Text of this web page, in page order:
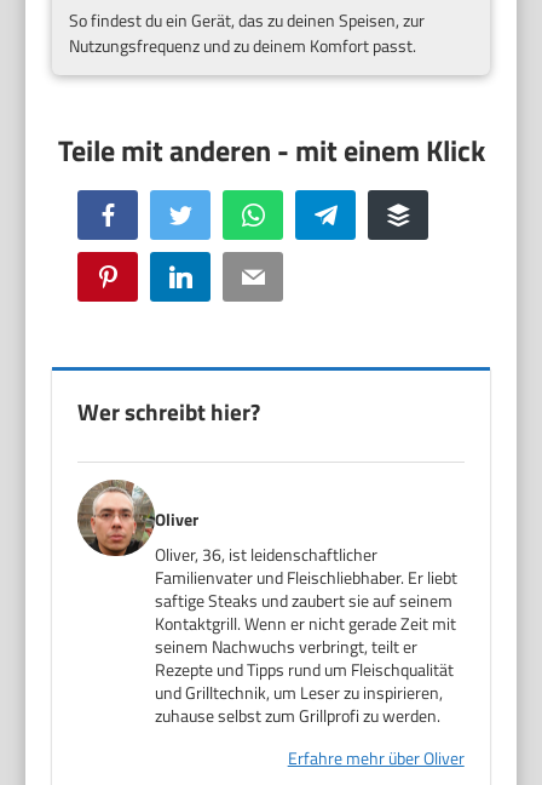
So findest du ein Gerät, das zu deinen Speisen, zur
Nutzungsfrequenz und zu deinem Komfort passt.
Facebook Twitter WhatsApp Telegram Buffer
Pinterest LinkedIn Email
Wer schreibt hier?
Oliver
Oliver, 36, ist leidenschaftlicher
Familienvater und Fleischliebhaber. Er liebt
saftige Steaks und zaubert sie auf seinem
Kontaktgrill. Wenn er nicht gerade Zeit mit
seinem Nachwuchs verbringt, teilt er
Rezepte und Tipps rund um Fleischqualität
und Grilltechnik, um Leser zu inspirieren,
zuhause selbst zum Grillprofi zu werden.
Erfahre mehr über Oliver